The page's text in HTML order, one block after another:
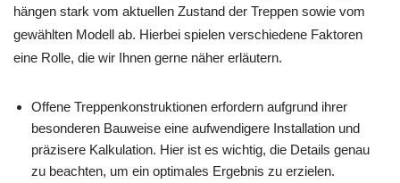
hängen stark vom aktuellen Zustand der Treppen sowie vom
gewählten Modell ab. Hierbei spielen verschiedene Faktoren
eine Rolle, die wir Ihnen gerne näher erläutern.
Offene Treppenkonstruktionen erfordern aufgrund ihrer
besonderen Bauweise eine aufwendigere Installation und
präzisere Kalkulation. Hier ist es wichtig, die Details genau
zu beachten, um ein optimales Ergebnis zu erzielen.